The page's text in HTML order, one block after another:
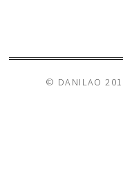
© DANILAO